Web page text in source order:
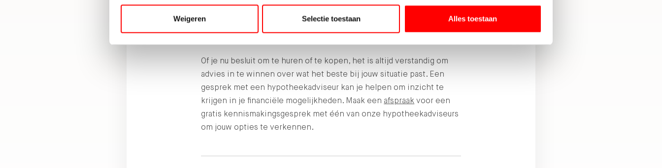
Weigeren Selectie toestaan Alles toestaan
maandlasten.
Advies inwinnen?
Of je nu besluit om te huren of te kopen, het is altijd verstandig om
advies in te winnen over wat het beste bij jouw situatie past. Een
gesprek met een hypotheekadviseur kan je helpen om inzicht te
krijgen in je financiële mogelijkheden. Maak een afspraakvoor een
gratis kennismakingsgesprek met één van onze hypotheekadviseurs
om jouw opties te verkennen.